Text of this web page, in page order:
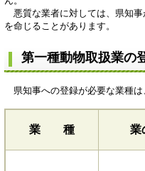
悪質な業者に対しては、県知
を命じることがあります。
第一種動物取扱業の
県知事への登録が必要な業種は
業 種 業